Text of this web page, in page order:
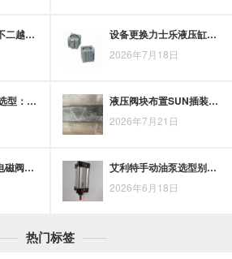
设备配套看那智不二越液压齿轮泵型号及参数，先理清流量、压力与安装条件 设备更换力士乐液压缸时，型号、行程、接口和安装距应逐项核对
2026年7月18日
KCC小型液压缸选型：缸径、行程、工作压力与安装空间的参数核对 液压阀块布置SUN插装电磁阀时，油路方向与控制逻辑如何梳理
2026年7月21日
REXROTH液压电磁阀线圈不适配时，问题通常要回到电压、尺寸与阀芯结构核对 艾利特手动油泵选型别只看压力：流量与接口规格也要同步核对
2026年6月18日
热门标签